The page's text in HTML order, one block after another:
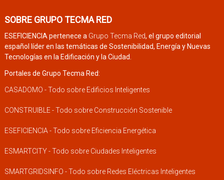
SOBRE GRUPO TECMA RED
ESEFICIENCIA pertenece a Grupo Tecma Red, el grupo editorial
español líder en las temáticas de Sostenibilidad, Energía y Nuevas
Tecnologías en la Edificación y la Ciudad.
Portales de Grupo Tecma Red:
CASADOMO - Todo sobre Edificios Inteligentes
CONSTRUIBLE - Todo sobre Construcción Sostenible
ESEFICIENCIA - Todo sobre Eficiencia Energética
ESMARTCITY - Todo sobre Ciudades Inteligentes
SMARTGRIDSINFO - Todo sobre Redes Eléctricas Inteligentes